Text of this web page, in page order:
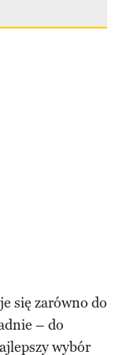
się zarówno do
– do
wybór